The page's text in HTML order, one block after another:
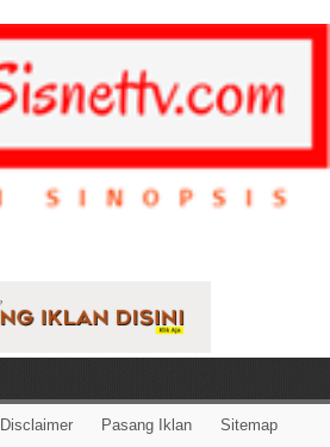
Disclaimer Pasang Iklan Sitemap